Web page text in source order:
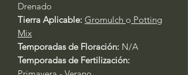
Drenado
Tierra Aplicable: Gromulch o Potting
Mix
Temporadas de Floración: N/A
Temporadas de Fertilización: